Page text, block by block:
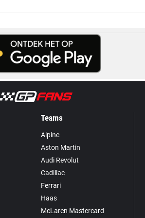
Teams
Alpine
Aston Martin
Audi Revolut
Cadillac
Ferrari
Haas
McLaren Mastercard